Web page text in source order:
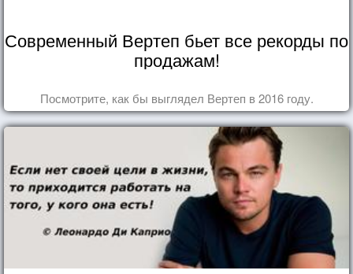
Современный Вертеп бьет все рекорды по
продажам!
Посмотрите, как бы выглядел Вертеп в 2016 году.